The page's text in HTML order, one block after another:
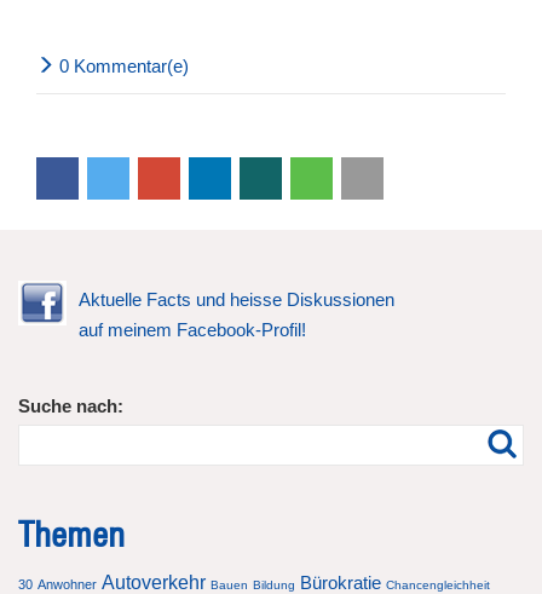
0 Kommentar(e)
Aktuelle Facts und heisse Diskussionen
auf meinem Facebook-Profil!
Suche nach:
Themen
30 Anwohner Autoverkehr Bauen Bildung Bürokratie Chancengleichheit